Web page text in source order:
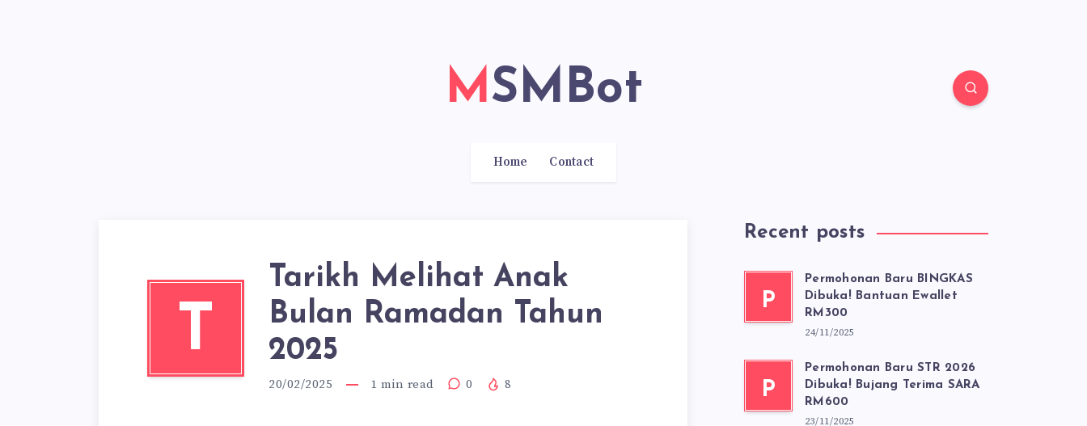
MSMBot
Home Contact
T
Tarikh Melihat Anak
Bulan Ramadan Tahun
2025
20/02/2025 1 min read 0 8
Recent posts
P
Permohonan Baru BINGKAS
Dibuka! Bantuan Ewallet
RM300
24/11/2025
P
Permohonan Baru STR 2026
Dibuka! Bujang Terima SARA
RM600
23/11/2025